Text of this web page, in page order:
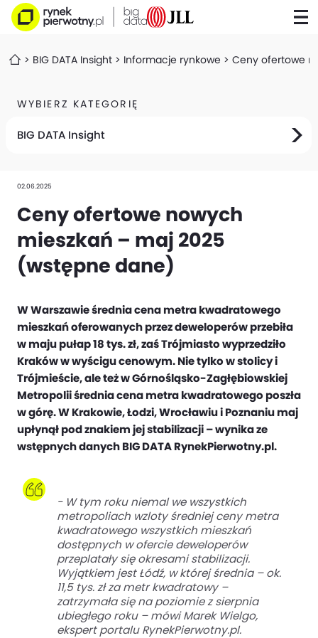
BIG DATA Insight Informacje rynkowe Ceny ofertowe
WYBIERZ KATEGORIĘ
BIG DATA Insight
02.06.2025
Ceny ofertowe nowych
mieszkań – maj 2025
(wstępne dane)
W Warszawie średnia cena metra kwadratowego
mieszkań oferowanych przez deweloperów przebiła
w maju pułap 18 tys. zł, zaś Trójmiasto wyprzedziło
Kraków w wyścigu cenowym. Nie tylko w stolicy i
Trójmieście, ale też w Górnośląsko-Zagłębiowskiej
Metropolii średnia cena metra kwadratowego poszła
w górę. W Krakowie, Łodzi, Wrocławiu i Poznaniu maj
upłynął pod znakiem jej stabilizacji – wynika ze
wstępnych danych BIG DATA RynekPierwotny.pl.
- W tym roku niemal we wszystkich
metropoliach wzloty średniej ceny metra
kwadratowego wszystkich mieszkań
dostępnych w ofercie deweloperów
przeplatały się okresami stabilizacji.
Wyjątkiem jest Łódź, w której średnia – ok.
11,5 tys. zł za metr kwadratowy –
zatrzymała się na poziomie z sierpnia
ubiegłego roku– mówi Marek Wielgo,
ekspert portalu RynekPierwotny.pl.